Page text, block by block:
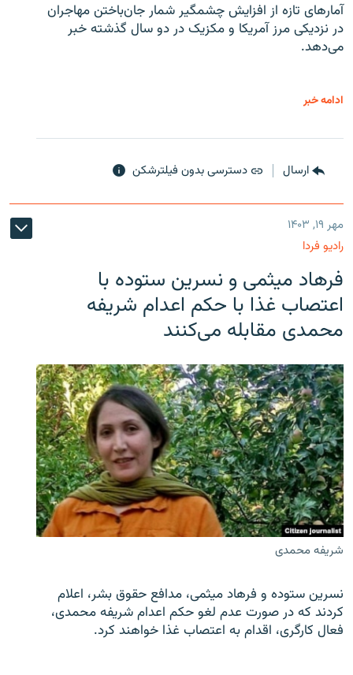
آمارهای تازه از افزایش چشمگیر شمار جان‌باختن مهاجران
در نزدیکی مرز آمریکا و مکزیک در دو سال گذشته خبر
می‌دهد.
ادامه خبر
ارسال دسترسی بدون فیلترشکن
مهر ۱۹, ۱۴۰۳
رادیو فردا
فرهاد میثمی و نسرین ستوده با
اعتصاب غذا با حکم اعدام شریفه
محمدی مقابله می‌کنند
شریفه محمدی
نسرین ستوده و فرهاد میثمی، مدافع حقوق بشر، اعلام
کردند که در صورت عدم لغو حکم اعدام شریفه محمدی،
فعال کارگری، اقدام به اعتصاب غذا خواهند کرد.